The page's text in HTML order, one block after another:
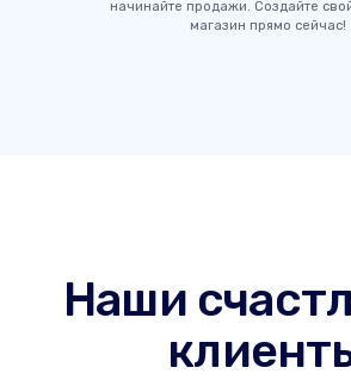
начинайте продажи. Создайте
магазин прямо сейчас!
Наши